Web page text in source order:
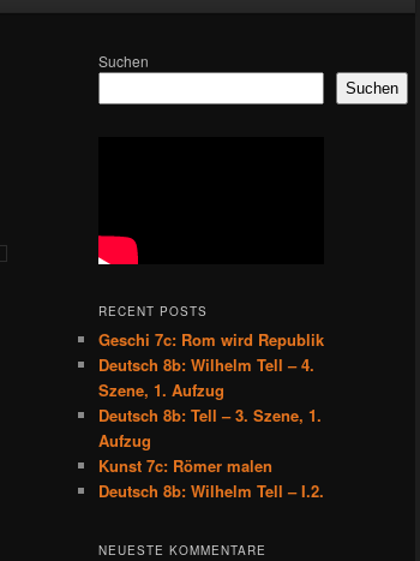
Suchen
Suchen
RECENT POSTS
Geschi 7c: Rom wird Republik
Deutsch 8b: Wilhelm Tell – 4.
Szene, 1. Aufzug
Deutsch 8b: Tell – 3. Szene, 1.
Aufzug
Kunst 7c: Römer malen
Deutsch 8b: Wilhelm Tell – I.2.
NEUESTE KOMMENTARE